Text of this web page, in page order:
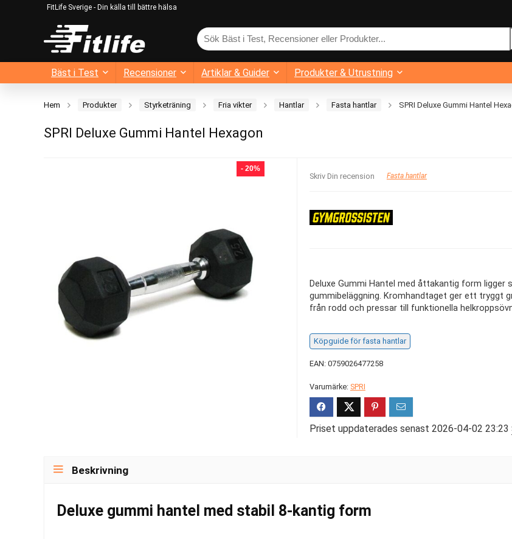
FitLife Sverige - Din källa till bättre hälsa
Bäst i Test Recensioner Artiklar & Guider Produkter & Utrustning
Hem Produkter Styrketräning Fria vikter Hantlar Fasta hantlar SPRI Deluxe Gummi Hantel
SPRI Deluxe Gummi Hantel Hexagon
- 20%
Skriv Din recension Fasta hantlar
Deluxe Gummi Hantel med åttakantig form
gummibeläggning. Kromhandtaget ger ett tryggt
från rodd och pressar till funktionella
Köpguide för fasta hantlar
EAN: 0759026477258
Varumärke: SPRI
Priset uppdaterades senast 2026-04-02 23:23
Beskrivning
Deluxe gummi hantel med stabil 8-kantig form